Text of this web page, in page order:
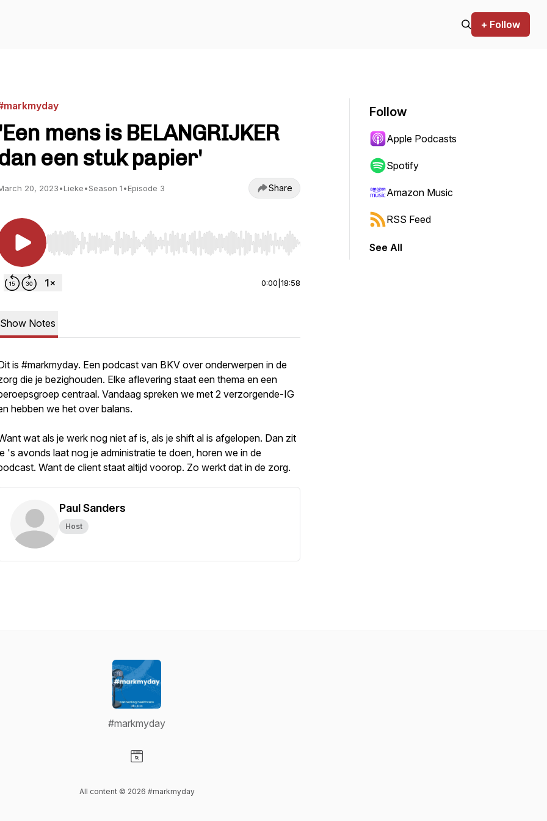
+ Follow
'Een mens is BELANGRIJKER
een stuk papier'
20, 2023•Lieke•Season 1•Episode 3 Share
Use Left/Right to seek, Home/End to jump to start or end. Hold shift to jump forward or backward.
0:00 18:58
Show Notes
is #markmyday. Een podcast van BKV over onderwerpen in de
die je bezighouden. Elke aflevering staat een thema en een
centraal. Vandaag spreken we met 2 verzorgende-IG
hebben we het over balans.
wat als je werk nog niet af is, als je shift al is afgelopen. Dan zit
's avonds laat nog je administratie te doen, horen we in de
Want de client staat altijd voorop. Zo werkt dat in de zorg.
Paul Sanders
Host
Follow
Apple Podcasts
Spotify
Amazon Music
RSS Feed
See All
#markmyday
All content © 2026 #markmyday